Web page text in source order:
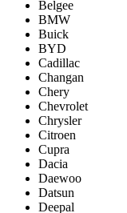
Belgee
BMW
Buick
BYD
Cadillac
Changan
Chery
Chevrolet
Chrysler
Citroen
Cupra
Dacia
Daewoo
Datsun
Deepal